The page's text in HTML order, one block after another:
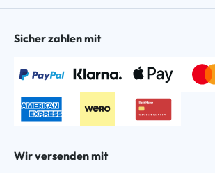
Sicher zahlen mit
Wir versenden mit